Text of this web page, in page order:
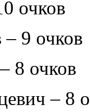
очков
9 очков
8 очков
– 8